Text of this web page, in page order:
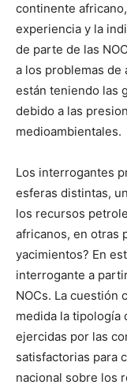
continente
experiencia y la
de parte de las
a los problemas de
están teniendo las
debido a las
medioambientales.
Los interrogantes
esferas distintas,
los recursos
africanos, en otras
yacimientos? En
interrogante a
NOCs. La cuestión
medida la tipología
ejercidas por las
satisfactorias para
nacional sobre los